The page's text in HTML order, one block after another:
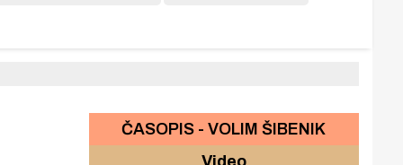
ČASOPIS - VOLIM ŠIBENIK
Video